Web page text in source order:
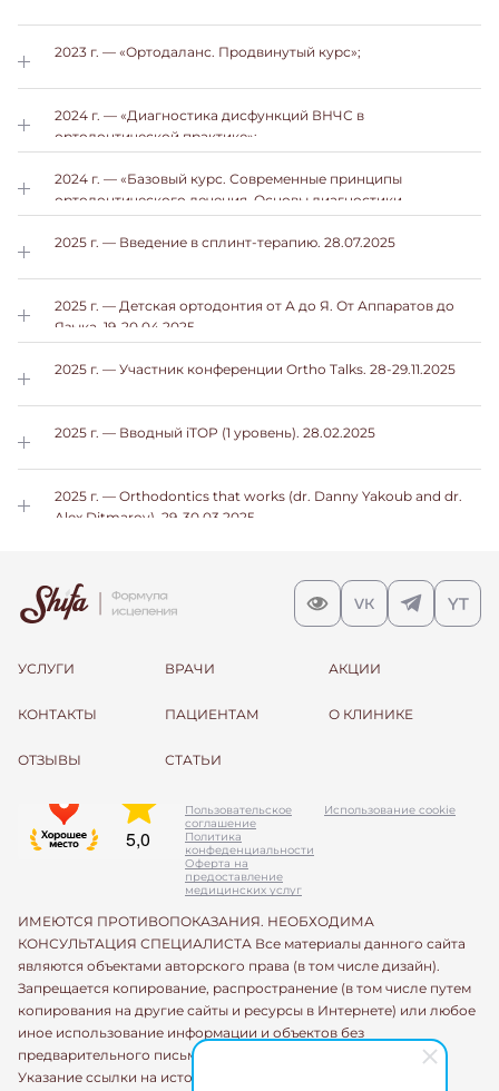
2023 г. — «Ортодаланс. Продвинутый курс»;
2024 г. — «Диагностика дисфункций ВНЧС в
ортодонтической практике»;
2024 г. — «Базовый курс. Современные принципы
ортодонтического лечения. Основы диагностики.
Успешный старт практики».
2025 г. — Введение в сплинт-терапию. 28.07.2025
2025 г. — Детская ортодонтия от А до Я. От Аппаратов до
Языка. 19-20.04.2025
2025 г. — Участник конференции Ortho Talks. 28-29.11.2025
2025 г. — Вводный iTOP (1 уровень). 28.02.2025
2025 г. — Orthodontics that works (dr. Danny Yakoub and dr.
Alex Ditmarov). 29-30.03.2025
УСЛУГИ ВРАЧИ АКЦИИ
КОНТАКТЫ ПАЦИЕНТАМ О КЛИНИКЕ
ОТЗЫВЫ СТАТЬИ
Пользовательское
соглашение
Политика
конфеденциальности
Оферта на
предоставление
медицинских услуг
Использование cookie
ИМЕЮТСЯ ПРОТИВОПОКАЗАНИЯ. НЕОБХОДИМА
КОНСУЛЬТАЦИЯ СПЕЦИАЛИСТА Все материалы данного сайта
являются объектами авторского права (в том числе дизайн).
Запрещается копирование, распространение (в том числе путем
копирования на другие сайты и ресурсы в Интернете) или любое
иное использование информации и объектов без
предварительного письменного согласия правообладателя.
Указание ссылки на источник информации является